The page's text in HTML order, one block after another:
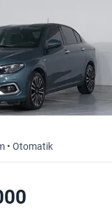
• Otomatik